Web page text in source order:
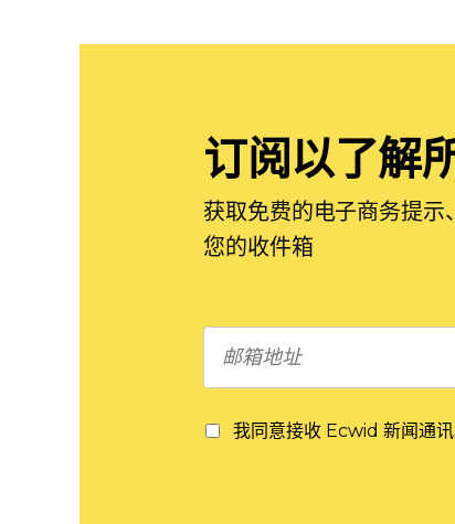
订阅以了解
获取免费的电子商务提示
您的收件箱
我同意接收 Ecwid 新闻通讯